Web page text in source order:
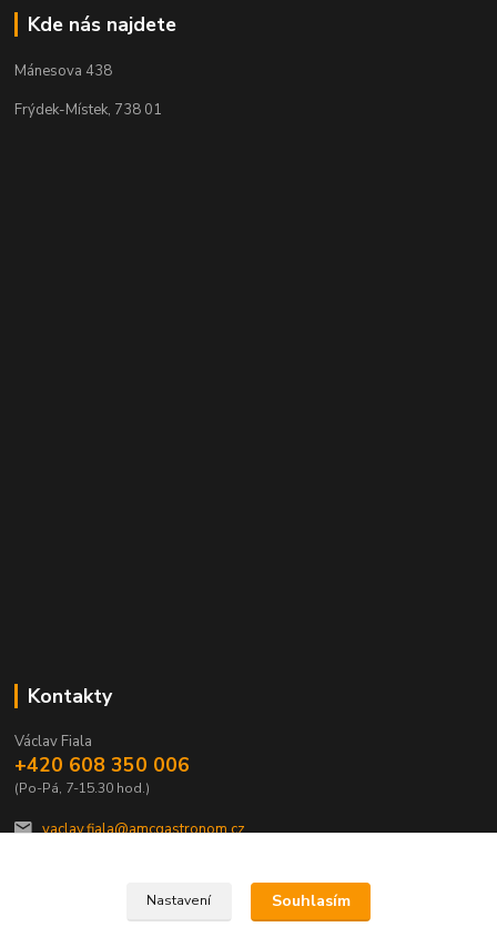
Kde nás najdete
Mánesova 438
Frýdek-Místek, 738 01
Kontakty
Václav Fiala
+420 608 350 006
(Po-Pá, 7-15.30 hod.)
vaclav.fiala@amcgastronom.cz
Nastavení Souhlasím